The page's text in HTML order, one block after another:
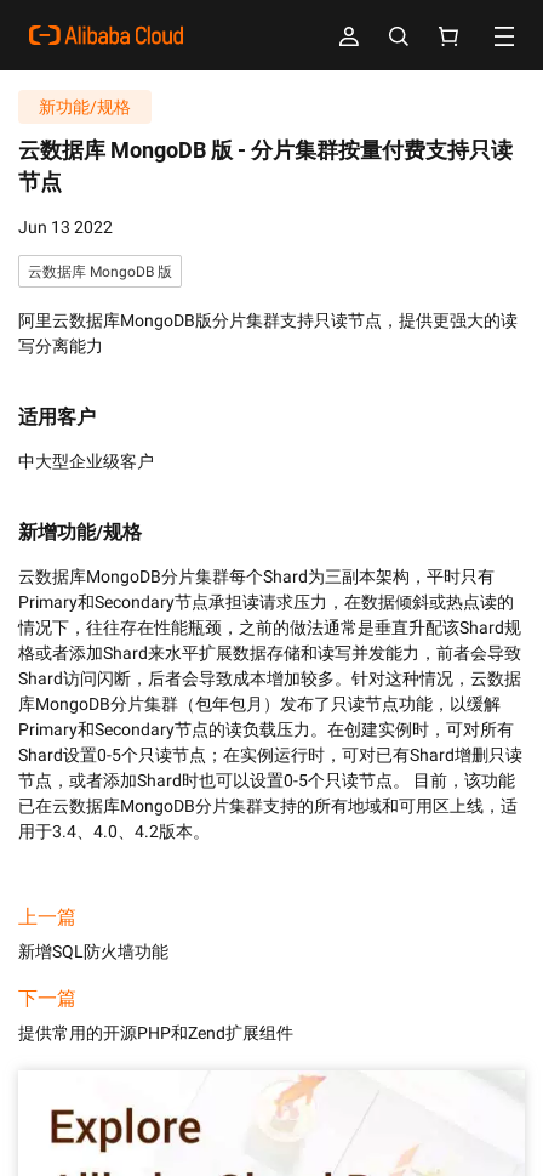
新功能/规格
云数据库 MongoDB 版 - 分片集群按量付费支持只读
节点
Jun 13 2022
云数据库 MongoDB 版
阿里云数据库MongoDB版分片集群支持只读节点，提供更强大的读
写分离能力
适用客户
中大型企业级客户
新增功能/规格
云数据库MongoDB分片集群每个Shard为三副本架构，平时只有
Primary和Secondary节点承担读请求压力，在数据倾斜或热点读的
情况下，往往存在性能瓶颈，之前的做法通常是垂直升配该Shard规
格或者添加Shard来水平扩展数据存储和读写并发能力，前者会导致
Shard访问闪断，后者会导致成本增加较多。针对这种情况，云数据
库MongoDB分片集群（包年包月）发布了只读节点功能，以缓解
Primary和Secondary节点的读负载压力。在创建实例时，可对所有
Shard设置0-5个只读节点；在实例运行时，可对已有Shard增删只读
节点，或者添加Shard时也可以设置0-5个只读节点。 目前，该功能
已在云数据库MongoDB分片集群支持的所有地域和可用区上线，适
用于3.4、4.0、4.2版本。
上一篇
新增SQL防火墙功能
下一篇
提供常用的开源PHP和Zend扩展组件